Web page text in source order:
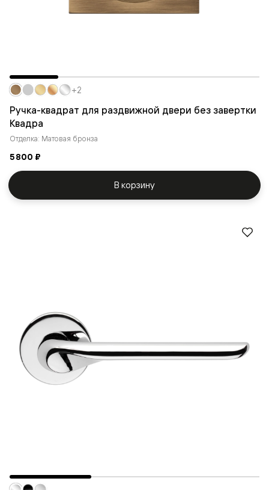
Ручка-квадрат для раздвижной двери без завертки
Квадра
Отделка: Матовая бронза
5 800 ₽
+2
В корзину